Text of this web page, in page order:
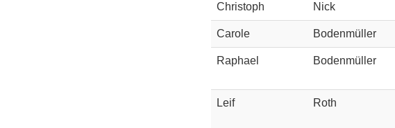
Christoph Nick
Carole Bodenmüller
Raphael Bodenmüller
Leif Roth